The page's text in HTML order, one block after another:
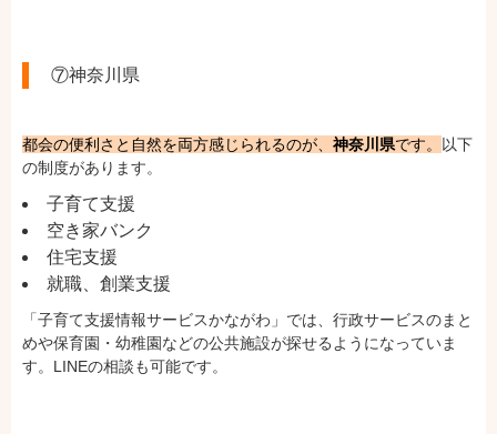
⑦神奈川県
都会の便利さと自然を両方感じられるのが、 神奈川県です。
以下
の制度があります。
子育て支援
空き家バンク
住宅支援
就職、創業支援
「子育て支援情報サービスかながわ」では、行政サービスのまと
めや保育園・幼稚園などの公共施設が探せるようになっていま
す。LINEの相談も可能です。